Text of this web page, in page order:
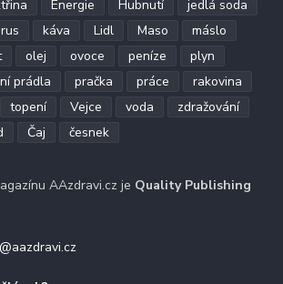
Energie Hubnutí
jedlá soda
káva Lidl Maso
máslo
olej ovoce peníze
plyn
prádla pračka práce
rakovina
topení Vejce voda
zdražování
Čaj česnek
AAzdravi.cz je Quality Publishing